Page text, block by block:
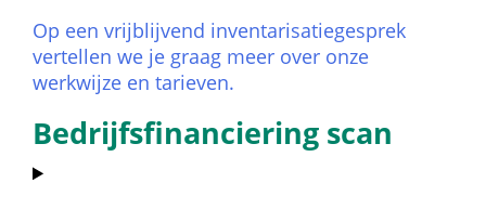
Op een vrijblijvend inventarisatiegesprek
vertellen we je graag meer over onze
werkwijze en tarieven.
Bedrijfsfinanciering scan